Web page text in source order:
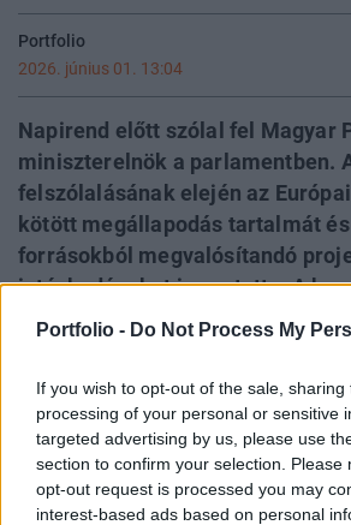
Portfolio - Do Not Process My
If you wish to opt-out of the sale,
processing of your personal or sensitive
targeted advertising by us, please use
section to confirm your selection. Please
opt-out request is processed you may
interest-based ads based on personal
Portfolio
2026. június 01. 13:04
Napirend előtt szólal fel Magyar
miniszterelnök a parlamentben.
felszólalásának elején az
kötött megállapodás tartalmát
forrásokból megvalósítandó
intézkedéseket ismertette. A
köztársasági elnöki pozícióról és
Bankkal, valamint
Franciaországgal szemben
viszonyt említette, amelyek mind
hozzájárulhatnak ahhoz, hogy
elindulhasson a fejlődés útján.